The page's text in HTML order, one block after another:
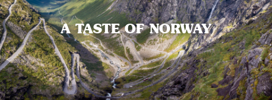
A TASTE OF NORWAY